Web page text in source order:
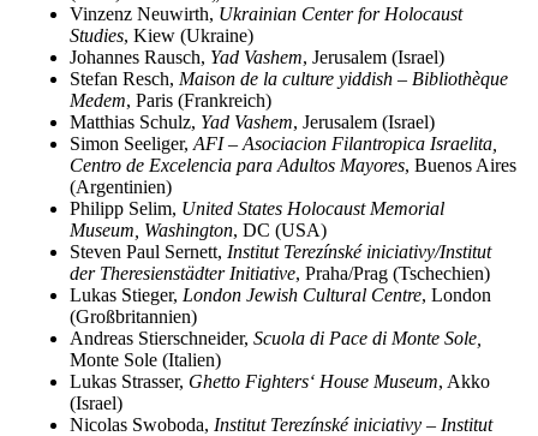
Vinzenz Neuwirth, Ukrainian Center for Holocaust
Studies, Kiew (Ukraine)
Johannes Rausch, Yad Vashem, Jerusalem (Israel)
Stefan Resch, Maison de la culture yiddish – Bibliothèque
Medem, Paris (Frankreich)
Matthias Schulz, Yad Vashem, Jerusalem (Israel)
Simon Seeliger, AFI – Asociacion Filantropica Israelita,
Centro de Excelencia para Adultos Mayores, Buenos Aires
(Argentinien)
Philipp Selim, United States Holocaust Memorial
Museum, Washington, DC (USA)
Steven Paul Sernett, Institut Terezínské iniciativy/Institut
der Theresienstädter Initiative, Praha/Prag (Tschechien)
Lukas Stieger, London Jewish Cultural Centre, London
(Großbritannien)
Andreas Stierschneider, Scuola di Pace di Monte Sole,
Monte Sole (Italien)
Lukas Strasser, Ghetto Fighters‘ House Museum, Akko
(Israel)
Nicolas Swoboda, Institut Terezínské iniciativy – Institut